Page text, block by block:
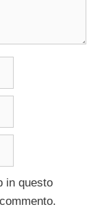
in questo